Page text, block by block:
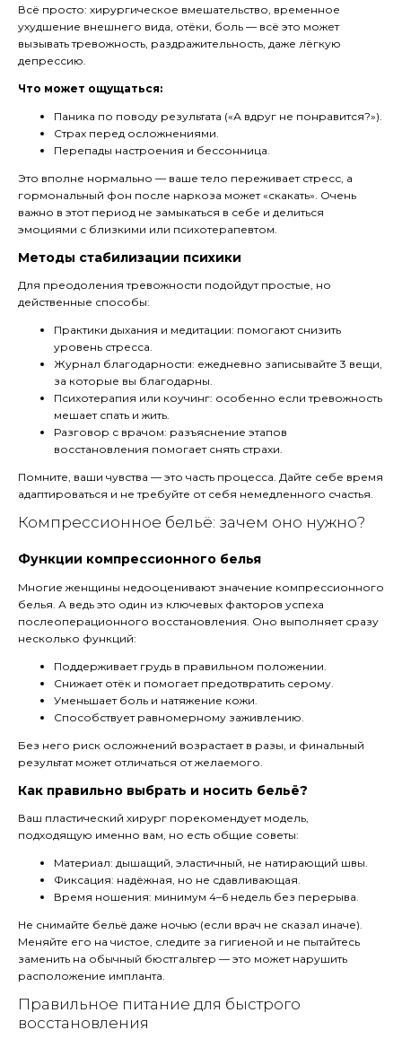
Всё просто: хирургическое вмешательство, временное
ухудшение внешнего вида, отёки, боль — всё это может
вызывать тревожность, раздражительность, даже лёгкую
депрессию.
Что может ощущаться:
Паника по поводу результата («А вдруг не понравится?»).
Страх перед осложнениями.
Перепады настроения и бессонница.
Это вполне нормально — ваше тело переживает стресс, а
гормональный фон после наркоза может «скакать». Очень
важно в этот период не замыкаться в себе и делиться
эмоциями с близкими или психотерапевтом.
Методы стабилизации психики
Для преодоления тревожности подойдут простые, но
действенные способы:
Практики дыхания и медитации: помогают снизить
уровень стресса.
Журнал благодарности: ежедневно записывайте 3 вещи,
за которые вы благодарны.
Психотерапия или коучинг: особенно если тревожность
мешает спать и жить.
Разговор с врачом: разъяснение этапов
восстановления помогает снять страхи.
Помните, ваши чувства — это часть процесса. Дайте себе время
адаптироваться и не требуйте от себя немедленного счастья.
Компрессионное бельё: зачем оно нужно?
Функции компрессионного белья
Многие женщины недооценивают значение компрессионного
белья. А ведь это один из ключевых факторов успеха
послеоперационного восстановления. Оно выполняет сразу
несколько функций:
Поддерживает грудь в правильном положении.
Снижает отёк и помогает предотвратить серому.
Уменьшает боль и натяжение кожи.
Способствует равномерному заживлению.
Без него риск осложнений возрастает в разы, и финальный
результат может отличаться от желаемого.
Как правильно выбрать и носить бельё?
Ваш пластический хирург порекомендует модель,
подходящую именно вам, но есть общие советы:
Материал: дышащий, эластичный, не натирающий швы.
Фиксация: надёжная, но не сдавливающая.
Время ношения: минимум 4–6 недель без перерыва.
Не снимайте бельё даже ночью (если врач не сказал иначе).
Меняйте его на чистое, следите за гигиеной и не пытайтесь
заменить на обычный бюстгальтер — это может нарушить
расположение импланта.
Правильное питание для быстрого
восстановления